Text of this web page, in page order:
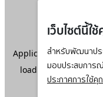
เว็บไซต์นี้ใ
สำหรับพัฒนาปร
มอบประสบการ
ประกาศการใช้คุ
Application error: a
loading